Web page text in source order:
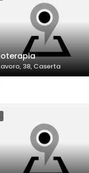
38, Caserta